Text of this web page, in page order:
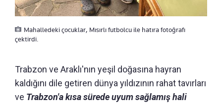
Mahalledeki çocuklar, Mısırlı futbolcu ile hatıra fotoğrafı
çektirdi.
Trabzon ve Araklı'nın yeşil doğasına hayran
kaldığını dile getiren dünya yıldızının rahat tavırları
ve Trabzon'a kısa sürede uyum sağlamış hali